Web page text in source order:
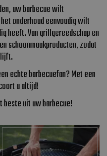
uw barbecue wilt
onderhoud eenvoudig wilt
heeft. Van grillgereedschap en
schoonmaakproducten, zodat
echte barbecuefan? Met een
u altijd!
beste uit uw barbecue!